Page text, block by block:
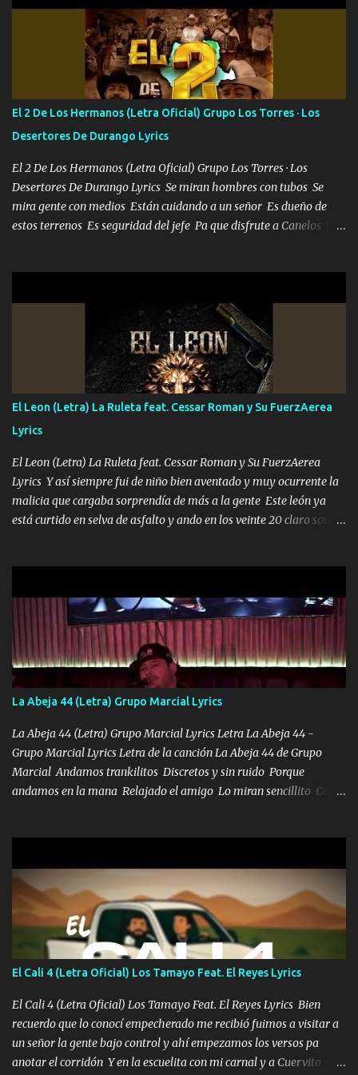
algunas que no lo entiendan Porque ahora soy su pesadilla, lo sé
Soy yo la octava maravilla, no lo niegues Tengo de rodillas a otras
cien Y por más que quieran no me detienen Soy yo la mente que
más brilla, lo ves Pa' mi la vida es tan sencilla No lo entenderías en
tu vida, y está bien Porque lo que tengo nadie lo tiene Una me está
escribiendo y la otra me va a llamar Quiere que vaya a verla y que
la invite a cenar Otras más me están pidiendo que las saque a
bailar Pero es que tengo un par de conciertos más que llenar Se
mueven solo por el interés P...
El 2 De Los Hermanos (Letra Oficial) Grupo Los Torres · Los
Desertores De Durango Lyrics
El 2 De Los Hermanos (Letra Oficial) Grupo Los Torres · Los
Desertores De Durango Lyrics Se miran hombres con tubos Se
mira gente con medios Están cuidando a un señor Es dueño de
estos terrenos Es seguridad del jefe Pa que disfrute a Canelos Es
ni tampoco las mujeres porque es platica de grandes por eso hay
que estar alegres doy las instrucciones para atender los deberes
Música Si es que salta algún problema de confianza tengo gente
ahí está el Hombre Cuarenta y también Pariente 7 arreglan
cualquier problema no más es cuestión que ordené NOS HACE
FALTA UN HERMANO DE CLAVE ERA EL 24 SIEMPRE FUE UN
HOMBRE VALIENTE POR ALGO M'URIÓ PELEAND0 SIEMPRE
VIO POR LA FAMILIA PARA QUE SIGA EL LEGADO Es el DOS de
los HERMANOS un cerebro inteligente y com...
El Leon (Letra) La Ruleta feat. Cessar Roman y Su FuerzAerea
Lyrics
El Leon (Letra) La Ruleta feat. Cessar Roman y Su FuerzAerea
Lyrics Y así siempre fui de niño bien aventado y muy ocurrente la
malicia que cargaba sorprendía de más a la gente Este león ya
está curtido en selva de asfalto y ando en los veinte 20 claro son
pa más pues hay charola les voy a dar hasta topar pues no hay de
otra Música Surcando bien mi camino voy por mi línea no veo a
los lados aquel que no corre vuela no se me duerm voy chicoteado
Ya pasé varias hazañas ya tienen rato que me agarran el colmillo
de este León los estatales no sé esperaron Al tiro esta la PrimiZa
también la nueve que cargo al lado doy la mano al que su amigo y
al traicionero damos pa abajo Y No me paran aquí hay pa más
pues hay charola les voy a dar hasta topar pues no hay de otra...
La Abeja 44 (Letra) Grupo Marcial Lyrics
La Abeja 44 (Letra) Grupo Marcial Lyrics Letra La Abeja 44 -
Grupo Marcial Lyrics Letra de la canción La Abeja 44 de Grupo
Marcial Andamos trankilitos Discretos y sin ruido Porque
andamos en la mana Relajado el amigo Lo miran sencillito Con
coronamos Se jala los marciales Y sus guitarras ya van sonando
Un gallardo me prendo Para agarrar el vuelo y la mente y
tranquilizando Tomense un buen trago Y así es como empezamos
los versos que voy cantando (Music) A vido alta y bajas La carreta
se atora Pero nunca le aflojamos Ya me han pasado cosas Y
aunque ustedes no sepan Pero la vida es muy corta Hay que
echarle chingazos Y seguir trabajando porque nada es...
El Cali 4 (Letra Oficial) Los Tamayo Feat. El Reyes Lyrics
El Cali 4 (Letra Oficial) Los Tamayo Feat. El Reyes Lyrics Bien
recuerdo que lo conocí empecherado me recibió fuimos a visitar a
un señor la gente bajo control y ahí empezamos los versos pa
anotar el corridón Y en la escuelita con mi carnal y a Cuervito